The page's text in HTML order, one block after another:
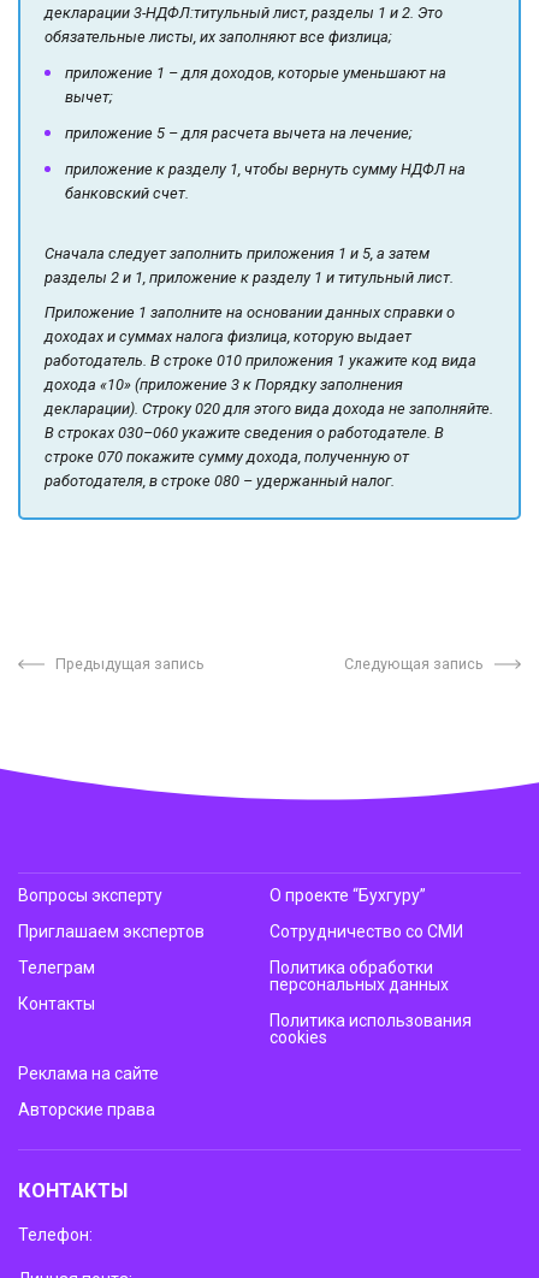
декларации 3-НДФЛ:титульный лист, разделы 1 и 2. Это
обязательные листы, их заполняют все физлица;
приложение 1 – для доходов, которые уменьшают на
вычет;
приложение 5 – для расчета вычета на лечение;
приложение к разделу 1, чтобы вернуть сумму НДФЛ на
банковский счет.
Сначала следует заполнить приложения 1 и 5, а затем
разделы 2 и 1, приложение к разделу 1 и титульный лист.
Приложение 1 заполните на основании данных справки о
доходах и суммах налога физлица, которую выдает
работодатель. В строке 010 приложения 1 укажите код вида
дохода «10» (приложение 3 к Порядку заполнения
декларации). Строку 020 для этого вида дохода не заполняйте.
В строках 030–060 укажите сведения о работодателе. В
строке 070 покажите сумму дохода, полученную от
работодателя, в строке 080 – удержанный налог.
Предыдущая запись Следующая запись
Вопросы эксперту
Приглашаем экспертов
Телеграм
Контакты
О проекте “Бухгуру”
Сотрудничество со СМИ
Политика обработки
персональных данных
Политика использования
cookies
Реклама на сайте
Авторские права
КОНТАКТЫ
Телефон: